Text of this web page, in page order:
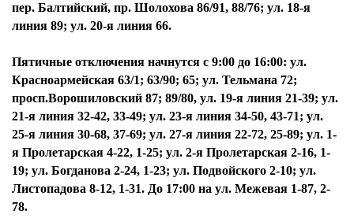
пер. Балтийский, пр. Шолохова 86/91, 88/76; ул. 18-я
линия 89; ул. 20-я линия 66.
Пятичные отключения начнутся с 9:00 до 16:00: ул.
Красноармейская 63/1; 63/90; 65; ул. Тельмана 72;
просп.Ворошиловский 87; 89/80, ул. 19-я линия 21-39; ул.
21-я линия 32-42, 33-49; ул. 23-я линия 34-50, 43-71; ул.
25-я линия 30-68, 37-69; ул. 27-я линия 22-72, 25-89; ул. 1-
я Пролетарская 4-22, 1-25; ул. 2-я Пролетарская 2-16, 1-
19; ул. Богданова 2-24, 1-23; ул. Подвойского 2-10; ул.
Листопадова 8-12, 1-31. До 17:00 на ул. Межевая 1-87, 2-
78.